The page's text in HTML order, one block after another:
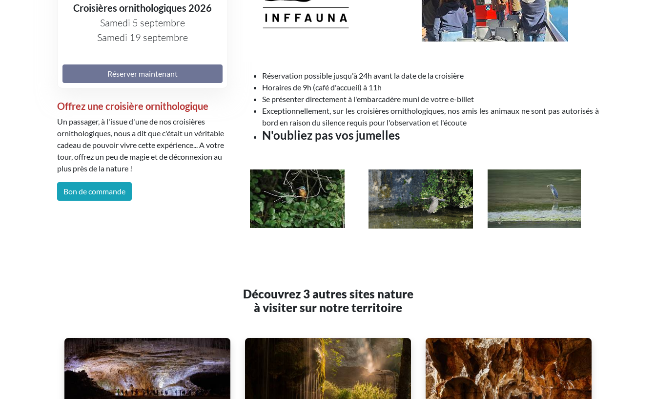
Croisières ornithologiques 2026
Samedi 5 septembre
Samedi 19 septembre
Réserver maintenant
Offrez une croisière ornithologique
Un passager, à l'issue d'une de nos croisières
ornithologiques, nous a dit que c'était un véritable
cadeau de pouvoir vivre cette expérience... A votre
tour, offrez un peu de magie et de déconnexion au
plus près de la nature !
Bon de commande
Réservation possible jusqu'à 24h avant la date de la croisière
Horaires de 9h (café d'accueil) à 11h
Se présenter directement à l'embarcadère muni de votre e-billet
Exceptionnellement, sur les croisières ornithologiques, nos amis les animaux ne sont pas autorisés à
bord en raison du silence requis pour l'observation et l'écoute
N'oubliez pas vos jumelles
Découvrez 3 autres sites nature
à visiter sur notre territoire